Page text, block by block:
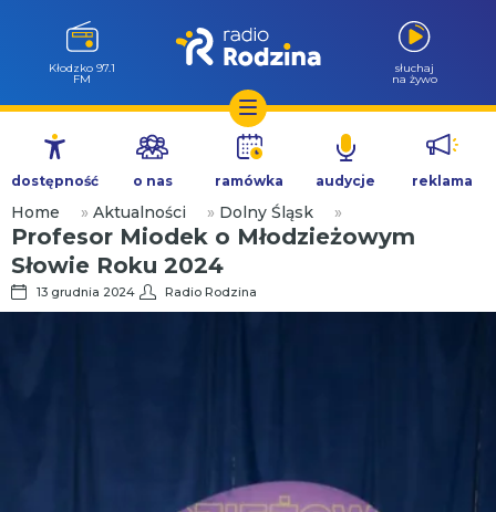
Przejdź
treści
Wołów 99.6
FM
słuchaj
na żywo
dostępność o nas ramówka audycje reklama
Home » Aktualności » Dolny Śląsk »
Profesor Miodek o Młodzieżowym
Słowie Roku 2024
13 grudnia 2024 Radio Rodzina